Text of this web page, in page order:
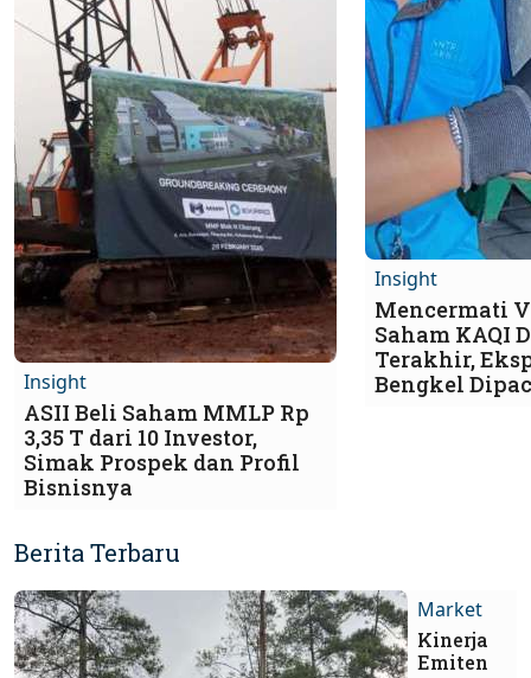
Insight
ASII Beli Saham MMLP Rp
3,35 T dari 10 Investor,
Simak Prospek dan Profil
Bisnisnya
Insight
Mencermati
Saham KAQI
Terakhir,
Bengkel
Berita Terbaru
Market
Kinerja
Emiten